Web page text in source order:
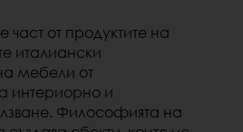
част от продуктите на
италиански
мебели от
интериорно и
Философията на